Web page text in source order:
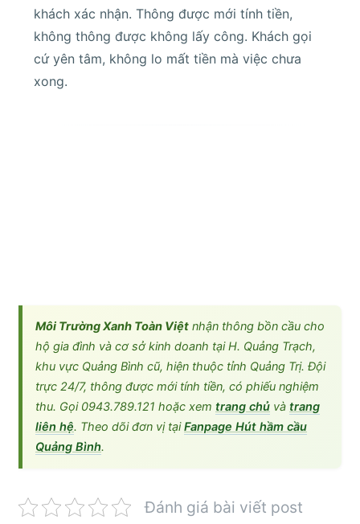
khách xác nhận. Thông được mới tính tiền,
không thông được không lấy công. Khách gọi
cứ yên tâm, không lo mất tiền mà việc chưa
xong.
Môi Trường Xanh Toàn Việt nhận thông bồn cầu cho
hộ gia đình và cơ sở kinh doanh tại H. Quảng Trạch,
khu vực Quảng Bình cũ, hiện thuộc tỉnh Quảng Trị. Đội
trực 24/7, thông được mới tính tiền, có phiếu nghiệm
thu. Gọi 0943.789.121 hoặc xem trang chủ và trang
liên hệ. Theo dõi đơn vị tạiFanpage Hút hầm cầu
Quảng Bình.
Đánh giá bài viết post